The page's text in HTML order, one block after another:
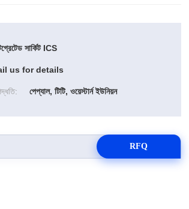
সার্কিট ICS
us for details
পেপ্যাল, টিটি, ওয়েস্টার্ন ইউনিয়ন
RFQ